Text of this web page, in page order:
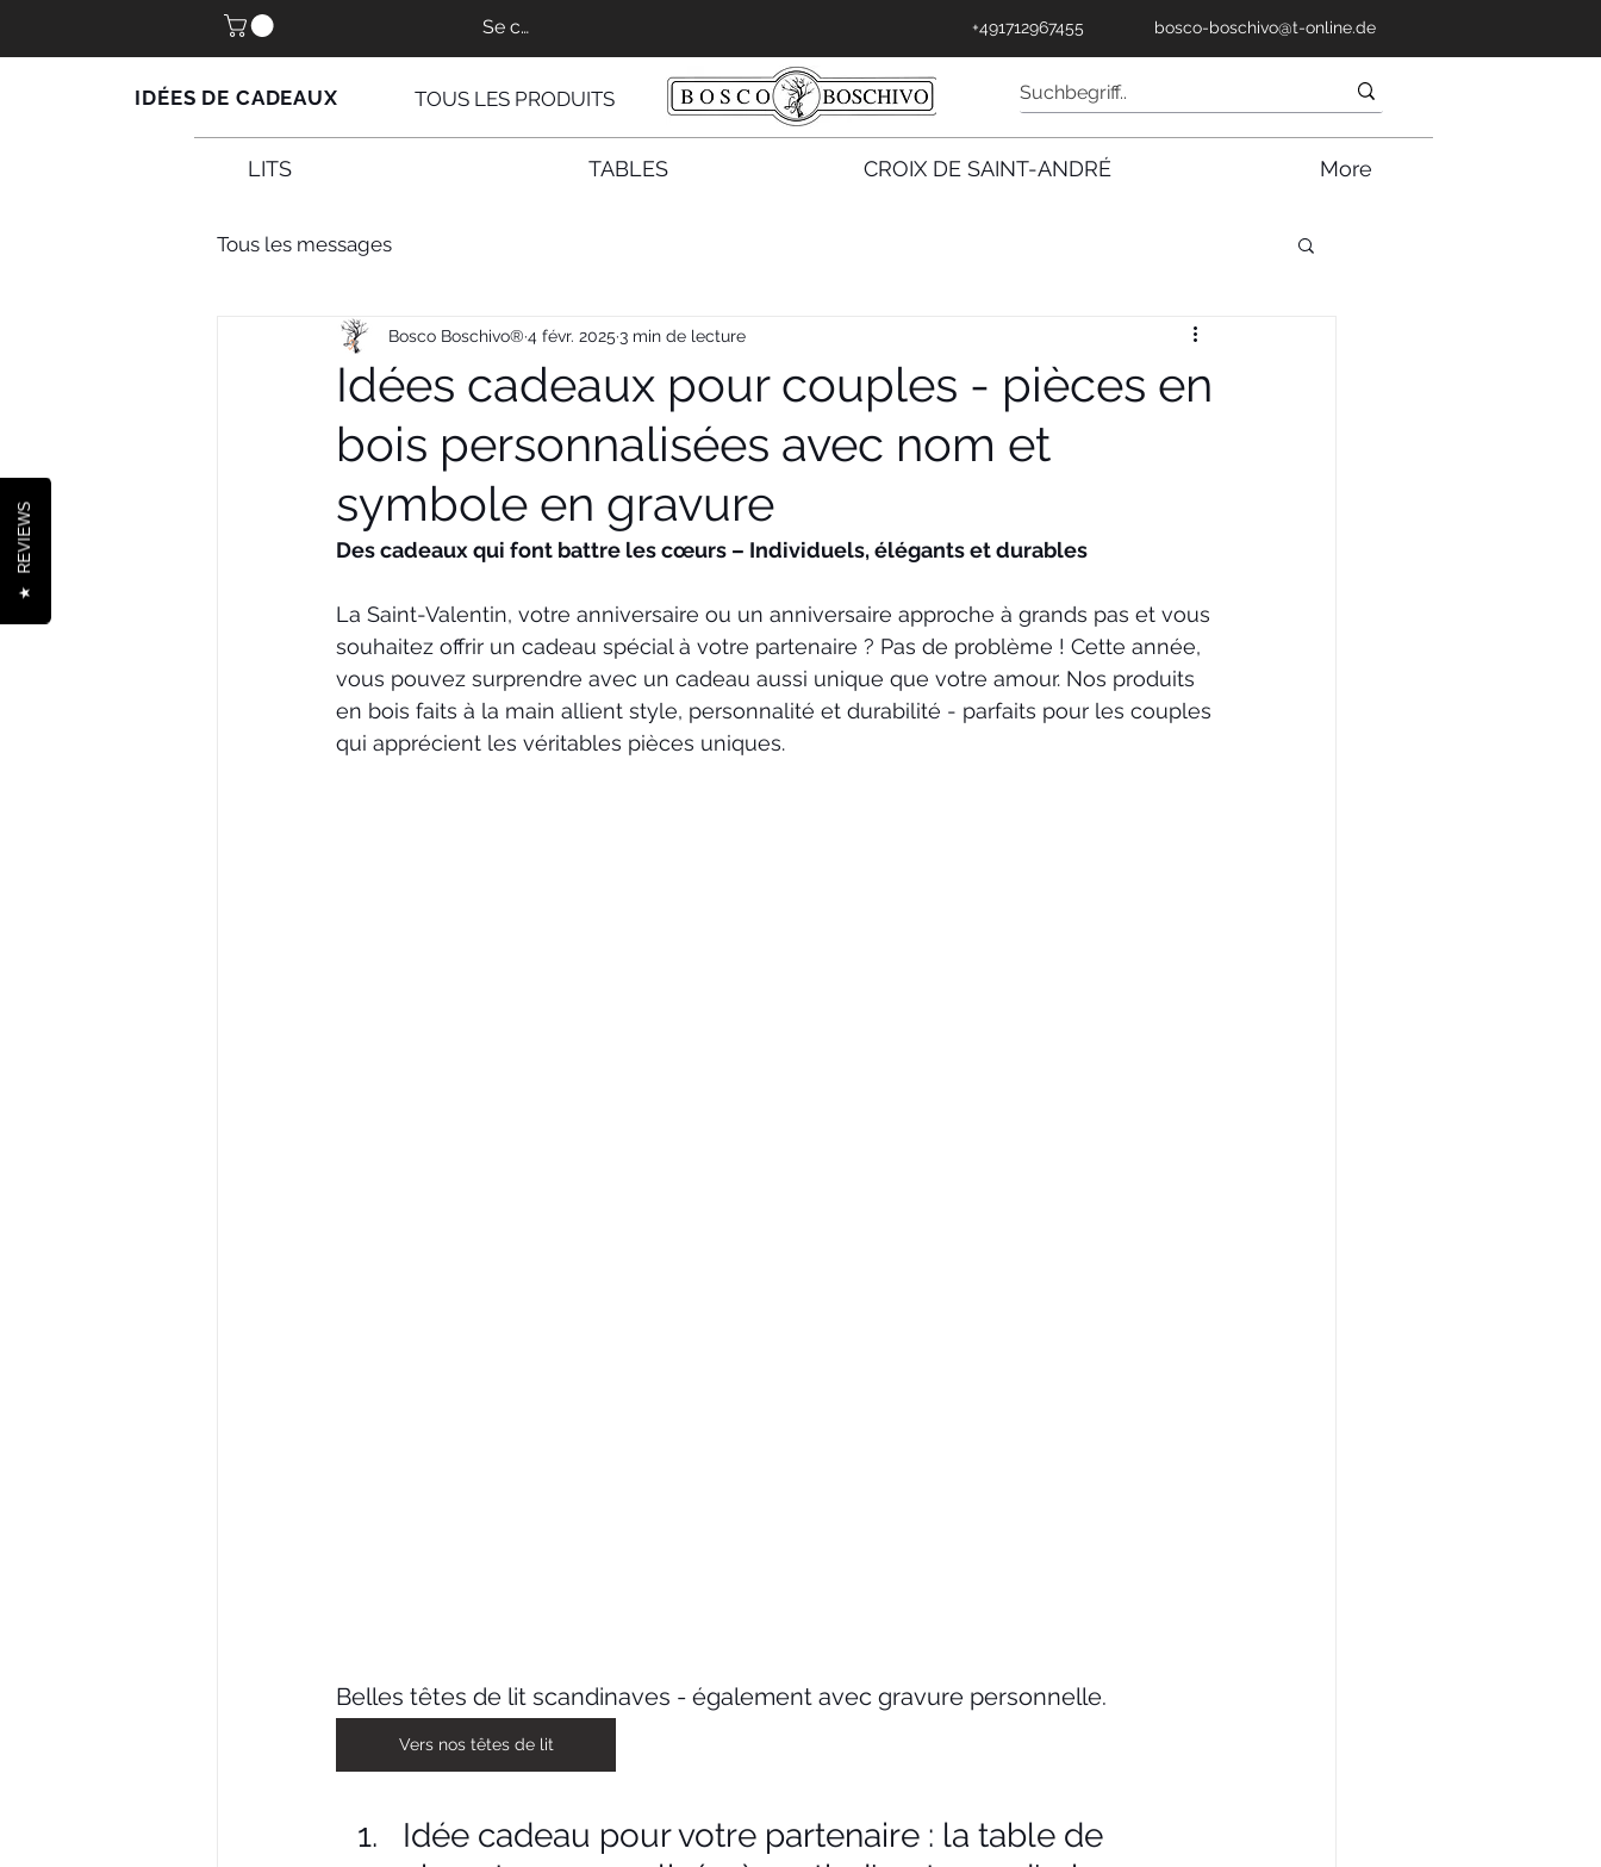
Se connecter +491712967455 bosco-boschivo@t-online.de
IDÉES DE CADEAUX TOUS LES PRODUITS
LITS TABLES CROIX DE SAINT-ANDRÉ More
Tous les messages
Idées cadeaux pour couples - pièces en
bois personnalisées avec nom et
symbole en gravure
Bosco Boschivo® 4 févr. 2025 3 min de lecture
Des cadeaux qui font battre les cœurs – Individuels, élégants et durables
La Saint-Valentin, votre anniversaire ou un anniversaire approche à grands pas et vous
souhaitez offrir un cadeau spécial à votre partenaire ? Pas de problème ! Cette année,
vous pouvez surprendre avec un cadeau aussi unique que votre amour. Nos produits
en bois faits à la main allient style, personnalité et durabilité - parfaits pour les couples
qui apprécient les véritables pièces uniques.
Belles têtes de lit scandinaves - également avec gravure personnelle.
Vers nos têtes de lit
Idée cadeau pour votre partenaire : la table de
★
REVIEWS